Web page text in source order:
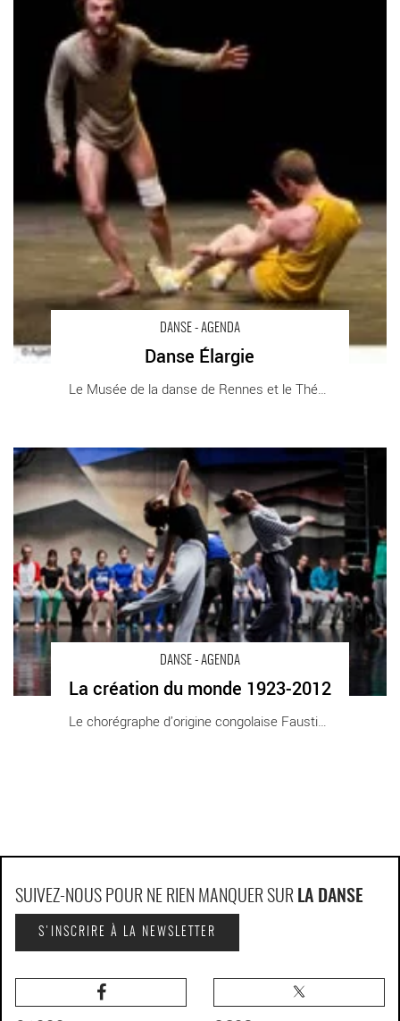
DANSE - AGENDA
Danse Élargie
Le Musée de la danse de Rennes et le Théâtre [...]
DANSE - AGENDA
La création du monde 1923-2012
Le chorégraphe d’origine congolaise Faustin [...]
La création du monde 1923-2012 - Critique sortie Danse
SUIVEZ-NOUS POUR NE RIEN MANQUER SUR LA DANSE
S'INSCRIRE À LA NEWSLETTER